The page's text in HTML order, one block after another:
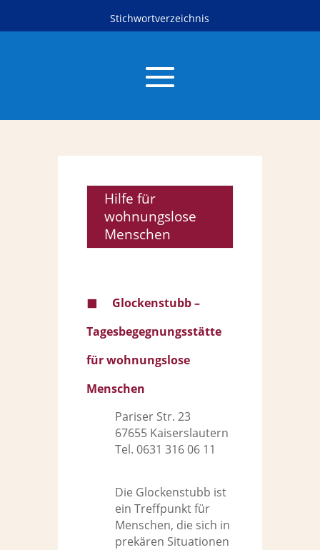
Stichwortverzeichnis
Hilfe für
wohnungslose
Menschen
◼︎
Glockenstubb –
Tagesbegegnungsstätte
für wohnungslose
Menschen
Pariser Str. 23
67655 Kaiserslautern
Tel. 0631 316 06 11
Die Glockenstubb ist
ein Treffpunkt für
Menschen, die sich in
prekären Situationen